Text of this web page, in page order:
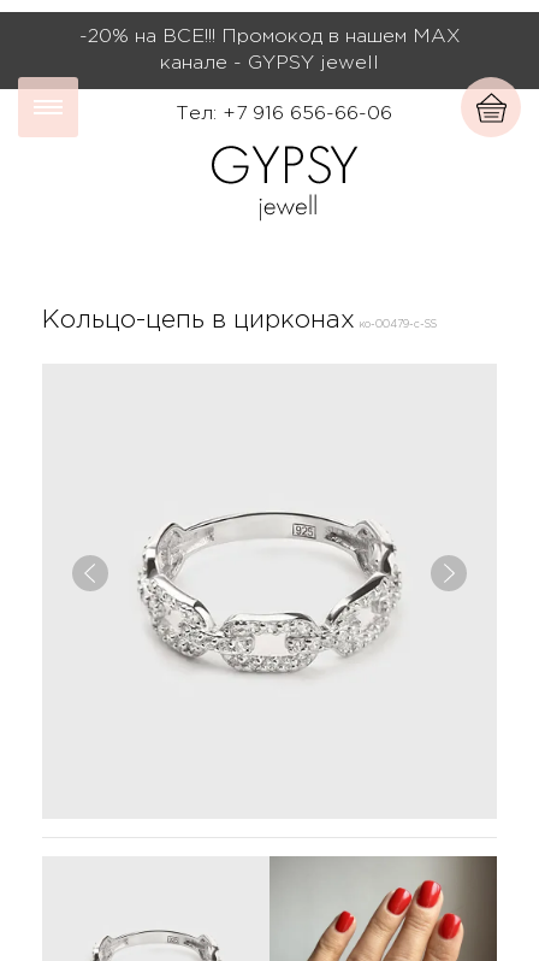
-20% на ВСЕ!!! Промокод в нашем МАХ
канале - GYPSY jewell
Тел: +7 916 656-66-06
Кольцо-цепь в цирконах ко-00479-с-SS